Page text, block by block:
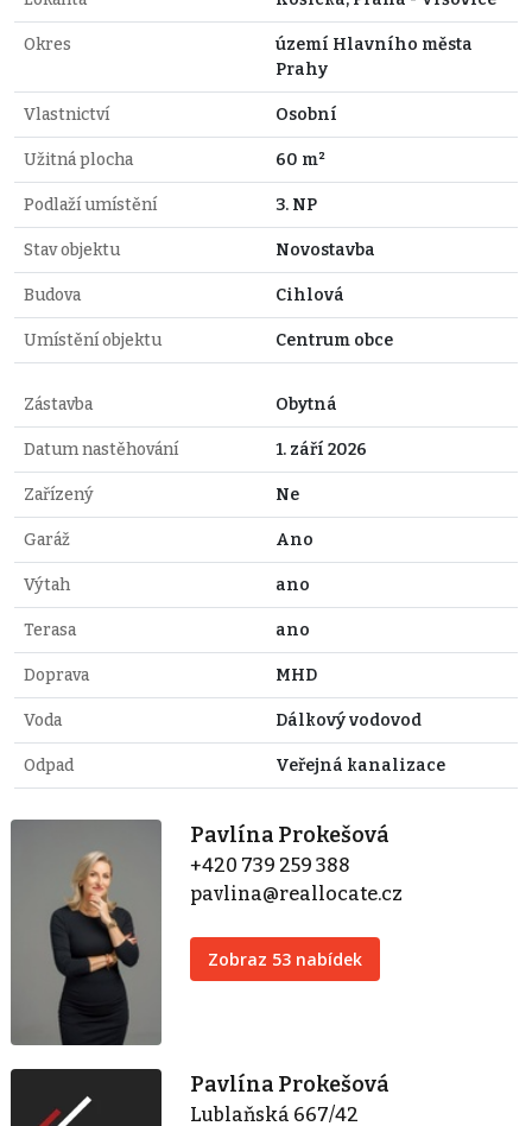
Okres
území Hlavního města
Prahy
Vlastnictví Osobní
Užitná plocha 60 m²
Podlaží umístění 3. NP
Stav objektu Novostavba
Budova Cihlová
Umístění objektu Centrum obce
Zástavba Obytná
Datum nastěhování 1. září 2026
Zařízený Ne
Garáž Ano
Výtah ano
Terasa ano
Doprava MHD
Voda Dálkový vodovod
Odpad Veřejná kanalizace
Pavlína Prokešová
+420 739 259 388
pavlina@reallocate.cz
Zobraz 53 nabídek
Pavlína Prokešová
Lublaňská 667/42